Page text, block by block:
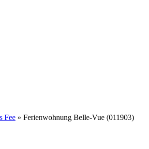
Fee » Ferienwohnung Belle-Vue (011903)